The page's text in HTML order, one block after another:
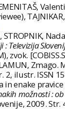
Televizija
zvok.
2, ilustr. ISSN
enake
možnosti :
2009.